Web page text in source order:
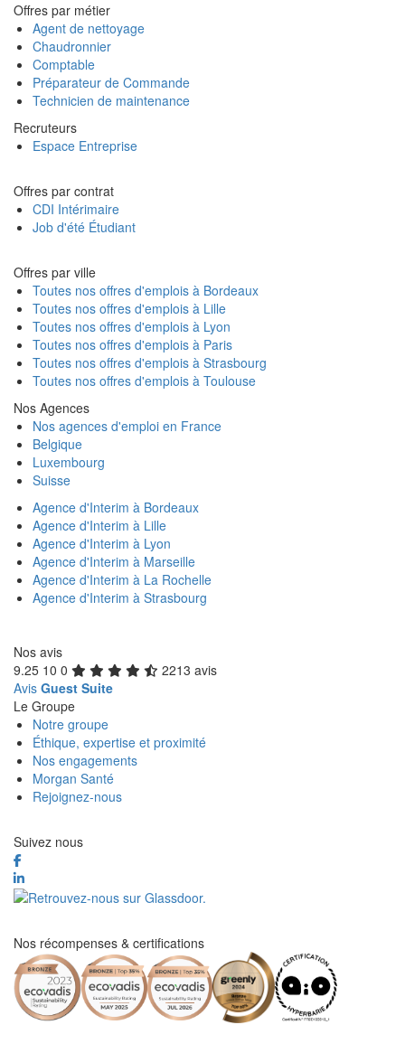
Offres par métier
Agent de nettoyage
Chaudronnier
Comptable
Préparateur de Commande
Technicien de maintenance
Recruteurs
Espace Entreprise
Offres par contrat
CDI Intérimaire
Job d'été Étudiant
Offres par ville
Toutes nos offres d'emplois à Bordeaux
Toutes nos offres d'emplois à Lille
Toutes nos offres d'emplois à Lyon
Toutes nos offres d'emplois à Paris
Toutes nos offres d'emplois à Strasbourg
Toutes nos offres d'emplois à Toulouse
Nos Agences
Nos agences d'emploi en France
Belgique
Luxembourg
Suisse
Agence d'Interim à Bordeaux
Agence d'Interim à Lille
Agence d'Interim à Lyon
Agence d'Interim à Marseille
Agence d'Interim à La Rochelle
Agence d'Interim à Strasbourg
Nos avis
9.25 10 0
2213 avis
Avis Guest Suite
Le Groupe
Notre groupe
Éthique, expertise et proximité
Nos engagements
Morgan Santé
Rejoignez-nous
Suivez nous
Nos récompenses & certifications